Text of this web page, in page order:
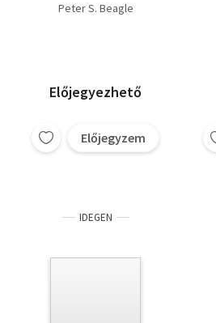
Peter S. Beagle
Előjegyezhető
Előjegyzem
IDEGEN